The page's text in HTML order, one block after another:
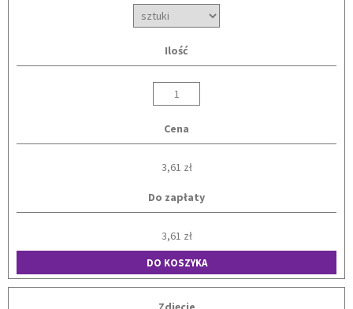
Ilość
Cena
3,61 zł
Do zapłaty
3,61 zł
DO KOSZYKA